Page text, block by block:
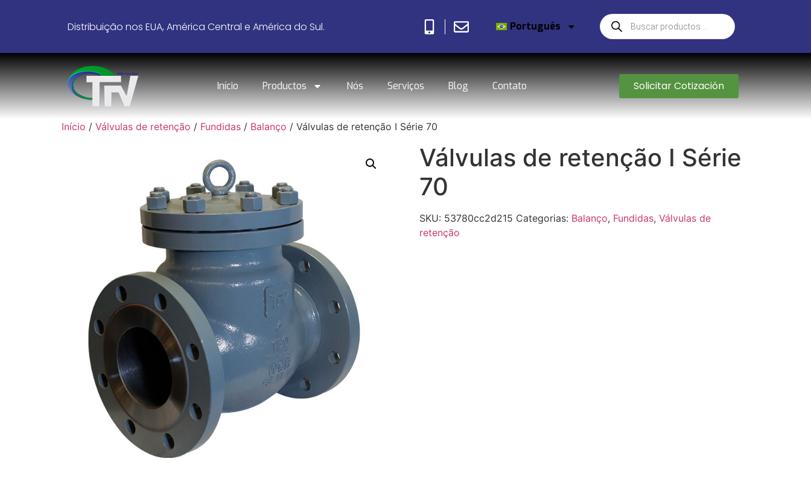
Distribuição nos EUA, América Central e América do Sul. Português
Início Productos Nós Serviços Blog Contato Solicitar Cotización
Início / Válvulas de retenção / Fundidas / Balanço / Válvulas de retenção I Série 70
Válvulas de retenção I Série
70
SKU: 53780cc2d215 Categorias: Balanço, Fundidas, Válvulas de
retenção